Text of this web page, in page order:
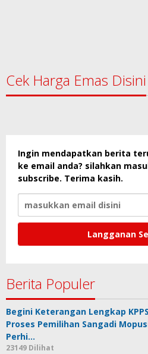
Cek Harga Emas Disini
Ingin mendapatkan berita
ke email anda? silahkan
subscribe. Terima kasih.
Berita Populer
Begini Keterangan Lengkap
Proses Pemilihan Sangadi
Perhi…
23149 Dilihat